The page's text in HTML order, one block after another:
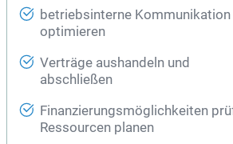
betriebsinterne Kommunikation
optimieren
Verträge aushandeln und
abschließen
Finanzierungsmöglichkeiten
Ressourcen planen